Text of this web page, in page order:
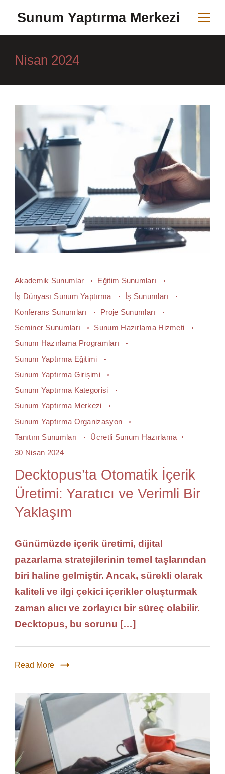
content
Sunum Yaptırma Merkezi
Nisan 2024
Akademik Sunumlar
Eğitim Sunumları
İş Dünyası Sunum Yaptırma
İş Sunumları
Konferans Sunumları
Proje Sunumları
Seminer Sunumları
Sunum Hazırlama Hizmeti
Sunum Hazırlama Programları
Sunum Yaptırma Eğitimi
Sunum Yaptırma Girişimi
Sunum Yaptırma Kategorisi
Sunum Yaptırma Merkezi
Sunum Yaptırma Organizasyon
Tanıtım Sunumları
Ücretli Sunum Hazırlama
30 Nisan 2024
Decktopus’ta Otomatik İçerik
Üretimi: Yaratıcı ve Verimli Bir
Yaklaşım
Günümüzde içerik üretimi, dijital
pazarlama stratejilerinin temel taşlarından
biri haline gelmiştir. Ancak, sürekli olarak
kaliteli ve ilgi çekici içerikler oluşturmak
zaman alıcı ve zorlayıcı bir süreç olabilir.
Decktopus, bu sorunu […]
Read More